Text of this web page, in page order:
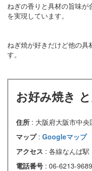
ねぎの香りと具材の旨味
を実現しています。
ねぎ焼が好きだけど他の
す。
お好み焼き
住所 : 大阪府大阪市中
マップ : Googleマップ
アクセス : 各線なんば
電話番号 : 06-6213-9689